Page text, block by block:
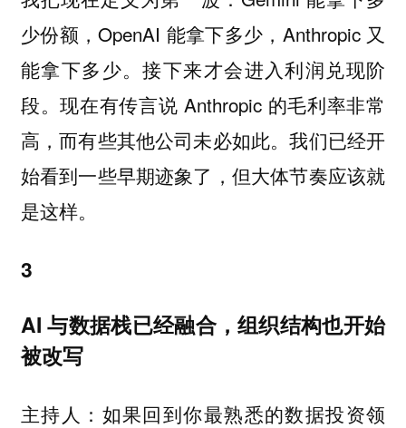
少份额，OpenAI 能拿下多少，Anthropic 又
能拿下多少。接下来才会进入利润兑现阶
段。现在有传言说 Anthropic 的毛利率非常
高，而有些其他公司未必如此。我们已经开
始看到一些早期迹象了，但大体节奏应该就
是这样。
3
AI 与数据栈已经融合，组织结构也开始
被改写
主持人： 如果回到你最熟悉的数据投资领